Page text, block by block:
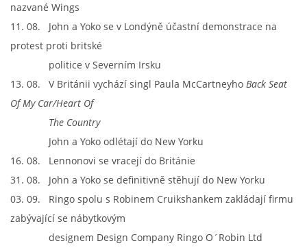
FILMY
BEATLES MONTHLY BOOK
KNIHY O BEATLES II
KALENDÁŘ 1960-62
KALENDÁŘ 1963-64
nazvané Wings
11. 08. John a Yoko se v Londýně účastní demonstrace na
protest proti britské
politice v Severním Irsku
13. 08. V Británii vychází singl Paula McCartneyho Back Seat
Of My Car/Heart Of
The Country
John a Yoko odlétají do New Yorku
16. 08. Lennonovi se vracejí do Británie
31. 08. John a Yoko se definitivně stěhují do New Yorku
03. 09. Ringo spolu s Robinem Cruikshankem zakládají firmu
zabývající se nábytkovým
designem Design Company Ringo O´Robin Ltd